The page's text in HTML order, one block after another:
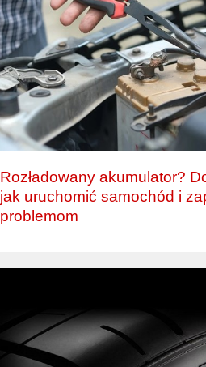
Rozładowany akumulator?
jak uruchomić samochód i
problemom